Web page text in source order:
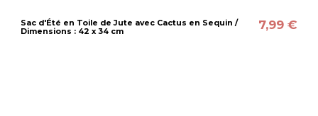
Sac d'Été en Toile de Jute avec Cactus en Sequin /
Dimensions : 42 x 34 cm
7,99 €